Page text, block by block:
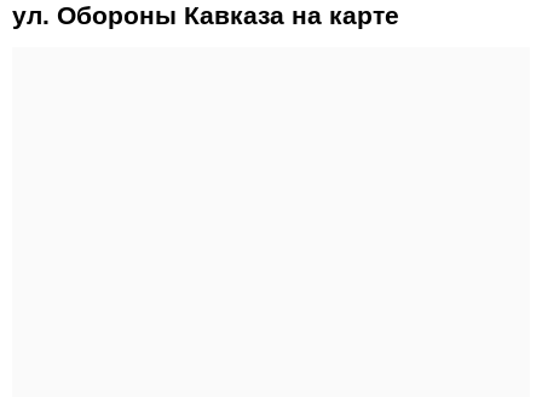
ул. Обороны Кавказа на карте